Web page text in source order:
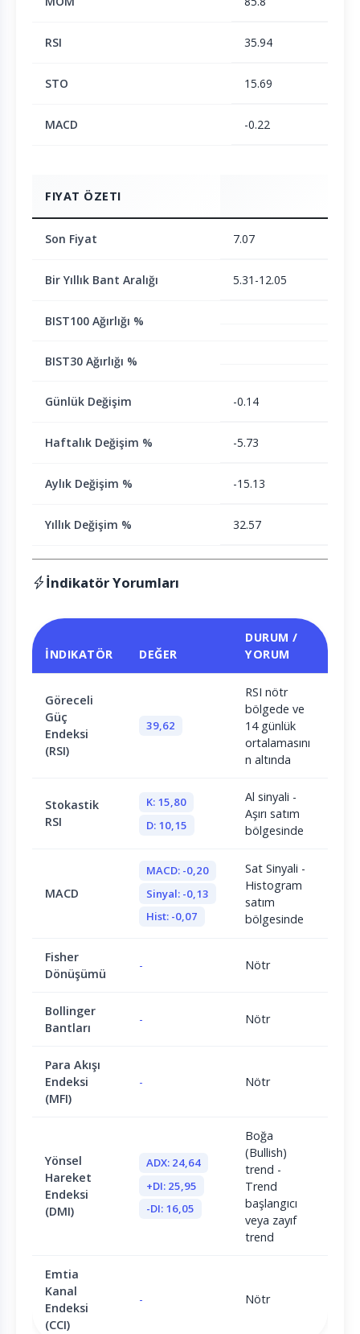
RSI 35.94
STO 15.69
MACD -0.22
FIYAT ÖZETI
Son Fiyat 7.07
Bir Yıllık Bant Aralığı 5.31-12.05
BIST100 Ağırlığı %
BIST30 Ağırlığı %
Günlük Değişim -0.14
Haftalık Değişim % -5.73
Aylık Değişim % -15.13
Yıllık Değişim % 32.57
İndikatör Yorumları
İNDIKATÖR DEĞER
DURUM /
YORUM
Göreceli
Güç
Endeksi
(RSI)
39,62
RSI nötr
bölgede ve
14 günlük
ortalamasını
n altında
Stokastik
RSI
K: 15,80
D: 10,15
Al sinyali -
Aşırı satım
bölgesinde
MACD
MACD: -0,20
Sinyal: -0,13
Hist: -0,07
Sat Sinyali -
Histogram
satım
bölgesinde
Fisher
Dönüşümü
- Nötr
Bollinger
Bantları
- Nötr
Para Akışı
Endeksi
(MFI)
- Nötr
Yönsel
Hareket
Endeksi
(DMI)
ADX: 24,64
+DI: 25,95
-DI: 16,05
Boğa
(Bullish)
trend -
Trend
başlangıcı
veya zayıf
trend
Emtia
Kanal
Endeksi
(CCI)
- Nötr